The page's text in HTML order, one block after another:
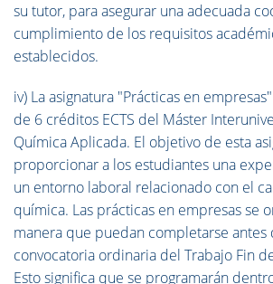
su tutor, para asegurar una adecuada
cumplimiento de los requisitos
establecidos.
iv) La asignatura "Prácticas en
de 6 créditos ECTS del Máster
Química Aplicada. El objetivo de esta
proporcionar a los estudiantes una
un entorno laboral relacionado con el
química. Las prácticas en empresas se
manera que puedan completarse
convocatoria ordinaria del Trabajo Fin
Esto significa que se programarán